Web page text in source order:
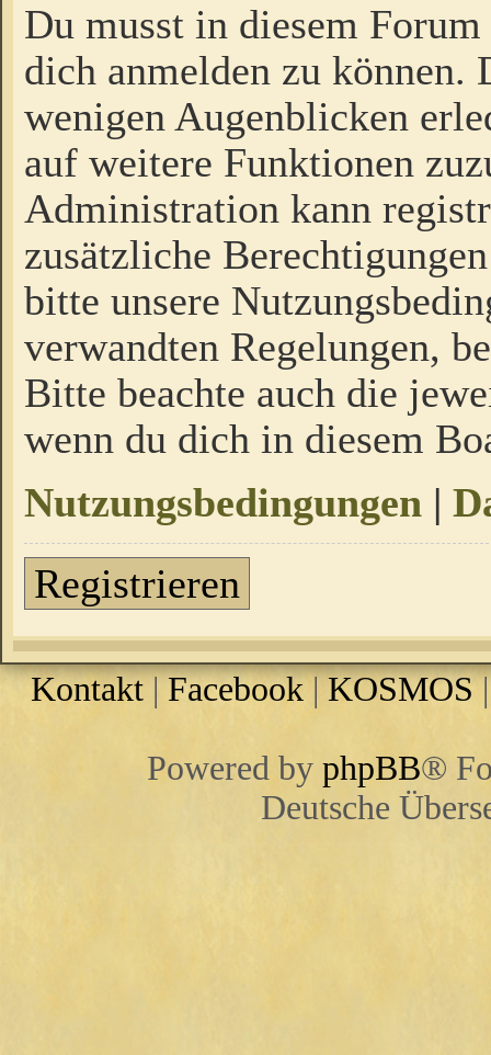
Du musst in diesem
dich anmelden zu
wenigen Augenblicken
auf weitere Funktionen
Administration kann
zusätzliche
bitte unsere
verwandten Regelungen,
Bitte beachte auch die
wenn du dich in diesem
Nutzungsbedingungen |
Registrieren
Kontakt | Facebook |KOSMOS
Powered by phpBB®
Deutsche